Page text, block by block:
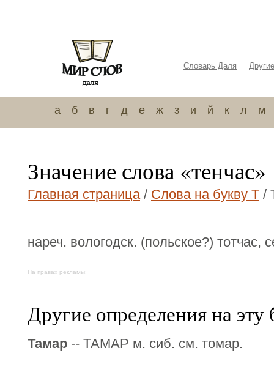
Словарь Даля
а б в г д е ж з и й к л м
Значение слова «тенчас»
Главная страница/ Слова на букву Т /
нареч. вологодск. (польское?) тотчас,
На правах рекламы:
Другие определения на эту
Тамар -- ТАМАР м. сиб. см. томар.